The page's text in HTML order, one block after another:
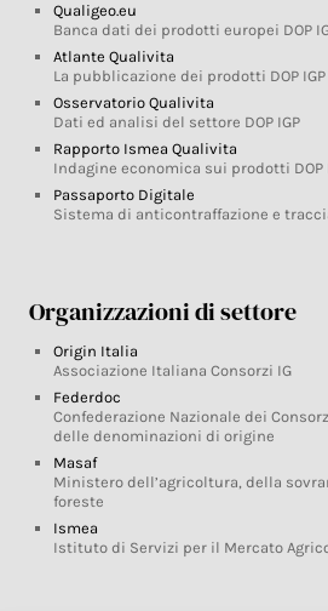
Qualigeo.eu
Banca dati dei prodotti europei DOP
Atlante Qualivita
La pubblicazione dei prodotti DOP IGP
Osservatorio Qualivita
Dati ed analisi del settore DOP IGP
Rapporto Ismea Qualivita
Indagine economica sui prodotti DOP
Passaporto Digitale
Sistema di anticontraffazione e
Organizzazioni di settore
Origin Italia
Associazione Italiana Consorzi IG
Federdoc
Confederazione Nazionale dei
delle denominazioni di origine
Masaf
Ministero dell’agricoltura, della
foreste
Ismea
Istituto di Servizi per il Mercato